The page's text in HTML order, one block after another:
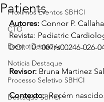
Próximos Eventos SBHCI
CTO
Evento Destaque
Noticia Destaque
Processo Seletivo SBHCI
Destaque SBHCI
Patients
Autores: Connor P.
Revista: Pediatric
DOI: 10.1007/s00246-026-
Revisor: Bruna Martinez
Contexto:
Recém